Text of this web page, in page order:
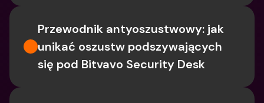
Przewodnik antyoszustwowy: jak
unikać oszustw podszywających
się pod Bitvavo Security Desk